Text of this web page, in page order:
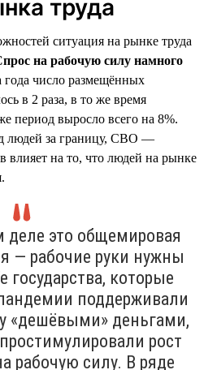
труда
ситуация на рынке труда
на рабочую силу намного
года число размещённых
в 2 раза, в то же время
период выросло всего на 8%.
людей за границу, СВО —
влияет на то, что людей на рынке
деле это общемировая
— рабочие руки нужны
государства, которые
поддерживали
«дешёвыми» деньгами,
рост
рабочую силу. В ряде